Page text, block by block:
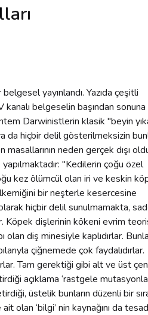
tükenmesiyle insanın sözde evrimle ortaya çıkması arasında bağlantı kuran tamamen spekülatif hikayeler anlatılmaktadır: "Kılıç dişli kedilerin yok olma nedenlerinden biri birkaç milyon yıl önce yine Afrika ovalarında ortaya çıkmış bir diğer yaratık olabilir mi? En az üç kılış dişli kedi türü ve panterler tarafından yönetilen bir dünya, insansı atalarımız için gereğinden fazla tehlikeli olmuş olabilir. Güney Afrika’da bulunan ilkel insanlara ait kafatasları üzerinde leoparlara ait diş izleri bulunmuştur. Belki de Afrika ovalarında hayatta kalmak için uyum göstermek zorunda olanlar, bizim atalarımız olmuştur. Tanzanya’nın Olduvai vadisi bir anlamda insanlığın beşiğidir... Belki kılıç dişlileri uçurumun kenarına biz itmiş olabiliriz ama büyük kediler olmasaydı belki de bugünkü gibi zeki ve işbirliğine yatkın yaratıklar haline gelemeyecektik".Bu hikayelerin bilim içerikli bir TV kanalında yayınlanması izleyicileri aldatmamalıdır. Evrimle ilgili ortaya konan bu hikayeler hiçbir bilimsel kanıta sahip değildir. Yeryüzündeki milyonlarca canlı türünün evrimle ortaya çıktığı dogmasını benimsemiş Darwinistler, buldukları fosilleri de bu önyargılarıyla yorumlamakta ve Discovery Channel TV gibi evrimci yayın kuruluşları aracılığıyla izleyicilere hikayelerini empoze etmektedirler. Hayatın tarihi hakkında ortaya konan bu gibi evrim senaryoları, bilimsel açıdan hikaye anlatımının ötesine gidememektedir. Bu durumu İngiliz Doğa Tarihi Müzesi paleontoloji bölümü başkanı ünlü evrimci Colin Patterson 4 Mart 1982’de BBC televizyonuna verdiği bir ropörtajda açıkça şöyle belirtmiştir: "Hikayeleri, zaman içindeki değişimlerin hikayelerini kastediyorum. Dinozorların nasıl ortadan kalktığı, memelilerin nasıl evrimleştiği, insanın nereden geldiği. Bunlar bana hikaye anlatımından fazla birşey ifade etmiyor...Bir [evrimsel] ağacın uçlarına erişimimiz var ama ağacın kendisi bir teori. Ağaç hakkında bilgili gibi gözüken ve ağaçla ilgili olup bitenleri, ince ve kalın dalların nasıl ortadan kalktığını açıklar gibi görünen insanlar, bana göre sadece hikaye anlatıyorlar" .Discovery Channel TV bu hikaye anlatımında dozu o kadar kaçırmaktadır ki 3 santimlik bir kemik parçasına dayanarak bunu kırmış olduğunu varsaydığı "hominid"ler hakkında detaylı hikayeler anlatabilmektedir. Olduvai vadisinde araştırmalar yapan Robert Blumenschine isimli paleoantropolog bir serçe parmak boyunda olan ve silindir şekilli bir kemiğin kırılmış bir parçası olan kemikle ilgili şu spekülasyonları yapmaktadır: "Bu [kemik]şahane bir örnek. Ne tür bir hayvana ait olduğunu söylemek zor. Ama üzerindeki kırıklara bakılırsa ilkel insanların yaptığı taştan aletlerle kırıldığı ve içindeki iliği yemiş oldukları söylenebilir. Birkaç vuruşla kemiği kırmış olabilirler. Bazen kemiğin ucunu bile kırmak yeterli olabilir". Bu hikayenin dayanağı, bilim değil hayalgücüdür: Tek bir kemiğe bakılıyor, kemiğin kenarındaki kırık şeklinden taştan yapılma bir aletle kırıldığı varsayılıyor, sonra da bu taştan aletin bir "hominid", yani "insansı maymun" tarafından üretildiği farzediliyor! Aynı yaklaşım, 1920"li yıllarda da Nebraska Adamı skandalına yol açmıştı. Evrimciler 1922 yılında Nebraska